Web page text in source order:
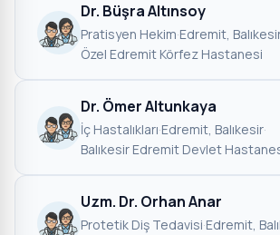
Dr. Büşra Altınsoy
Pratisyen Hekim·Edremit,
Özel Edremit Körfez Hastanesi
Dr. Ömer Altunkaya
İç Hastalıkları·Edremit, Balıkesir·
Balıkesir Edremit Devlet
Uzm. Dr. Orhan Anar
Protetik Diş Tedavisi·Edremit,